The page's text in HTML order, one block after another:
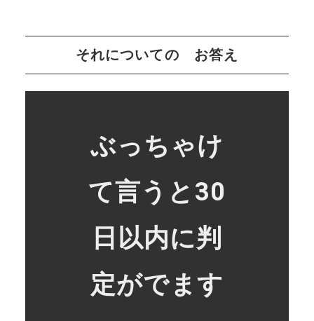
それについての お答え
ぶっちゃけ
て言うと30
日以内に判
定がでます